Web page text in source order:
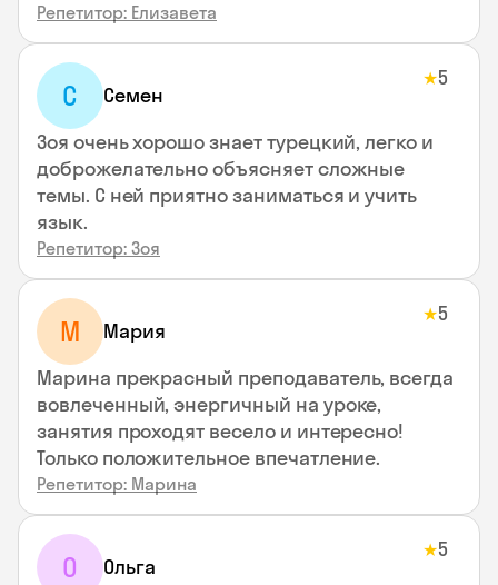
Репетитор: Елизавета
С Семен
★5
Зоя очень хорошо знает турецкий, легко и
доброжелательно объясняет сложные
темы. С ней приятно заниматься и учить
язык.
Репетитор: Зоя
М Мария
★5
Марина прекрасный преподаватель, всегда
вовлеченный, энергичный на уроке,
занятия проходят весело и интересно!
Только положительное впечатление.
Репетитор: Марина
О Ольга
★5